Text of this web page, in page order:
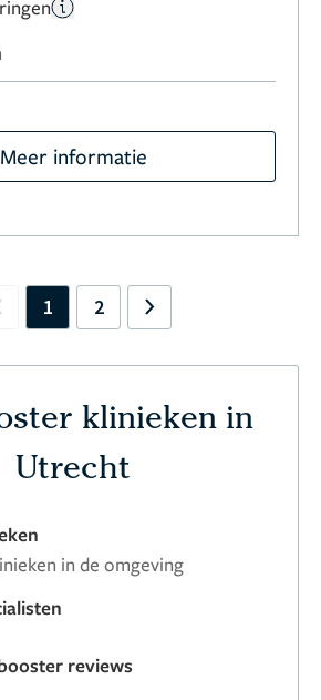
Meer informatie
1 2 Next
klinieken in
Utrecht
in de omgeving
reviews